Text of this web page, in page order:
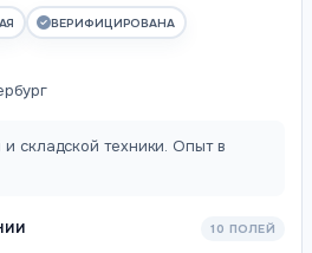
ВЕРИФИЦИРОВАНА
складской техники. Опыт в
10 ПОЛЕЙ